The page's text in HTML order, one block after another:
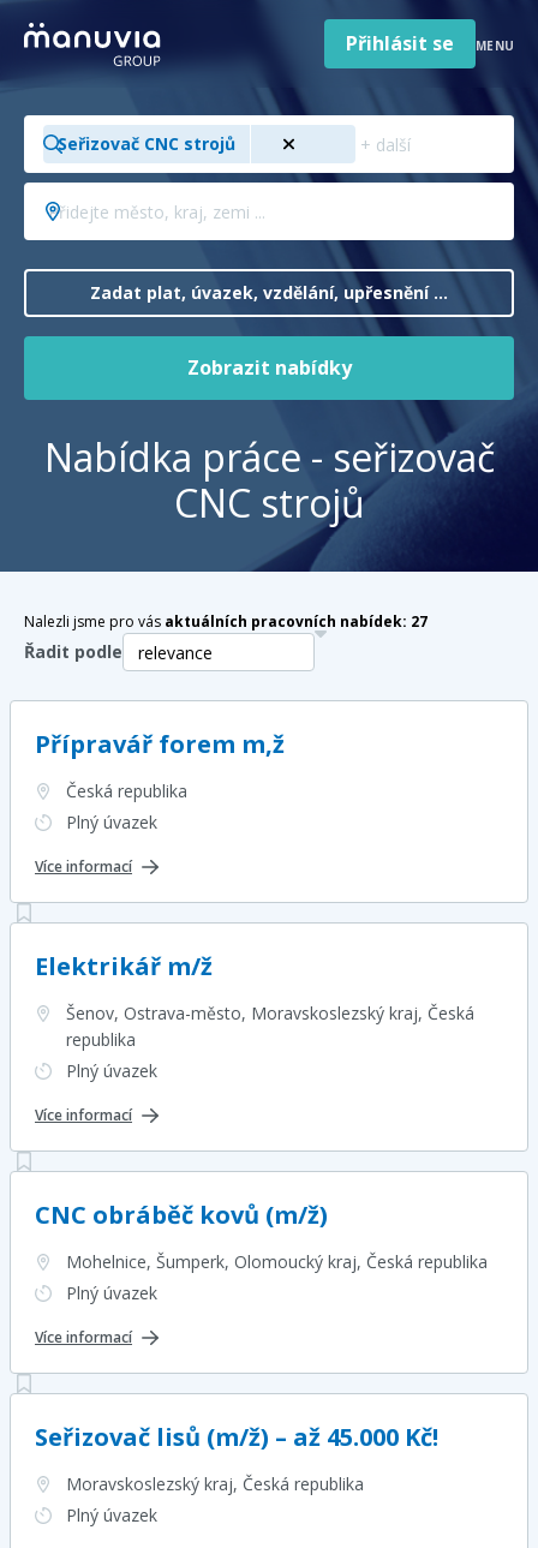
obsahPro firmy a zaměstnavatele
O nás
Čeština
Jazyk
Česká republika
Země
/
region
Přihlásit se MENU
Hledejte
pozici,
obor,
profesi
...
Seřizovač CNC strojů
Přidejte
město,
...
Zadat plat, úvazek, vzdělání, upřesnění ...
Zobrazit nabídky
Nabídka práce - seřizovač
CNC strojů
Nalezli jsme pro vás aktuálních pracovních nabídek: 27
Řadit podle
Přípravář forem m,ž
Česká republika
Plný úvazek
Více informací
Elektrikář m/ž
Šenov, Ostrava-město, Moravskoslezský kraj, Česká
republika
Plný úvazek
Více informací
CNC obráběč kovů (m/ž)
Mohelnice, Šumperk, Olomoucký kraj, Česká republika
Plný úvazek
Více informací
Seřizovač lisů (m/ž) – až 45.000 Kč!
Moravskoslezský kraj, Česká republika
Plný úvazek